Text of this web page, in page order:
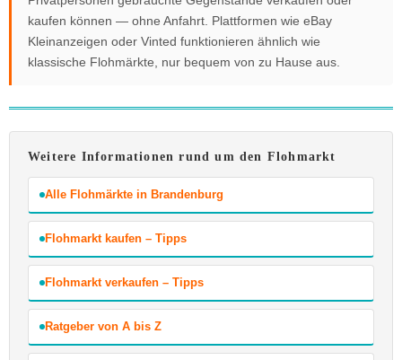
kaufen können — ohne Anfahrt. Plattformen wie eBay
Kleinanzeigen oder Vinted funktionieren ähnlich wie
klassische Flohmärkte, nur bequem von zu Hause aus.
Weitere Informationen rund um den Flohmarkt
Alle Flohmärkte in Brandenburg
Flohmarkt kaufen – Tipps
Flohmarkt verkaufen – Tipps
Ratgeber von A bis Z